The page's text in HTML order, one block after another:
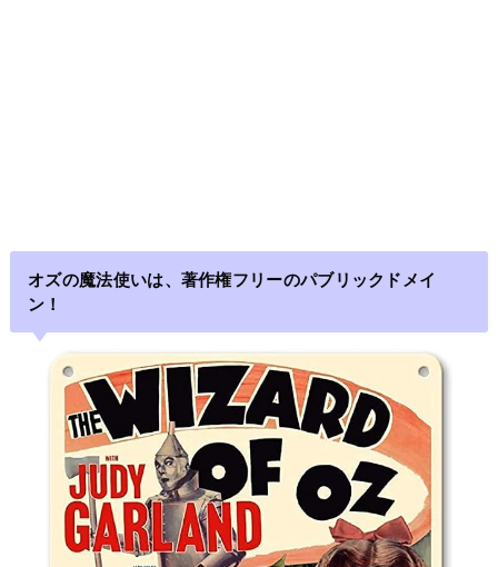
オズの魔法使いは、著作権フリーのパブリックドメイ
ン！